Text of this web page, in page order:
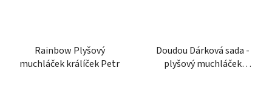
Rainbow Plyšový
muchláček králíček Petr
Doudou Dárková sada -
plyšový muchláček